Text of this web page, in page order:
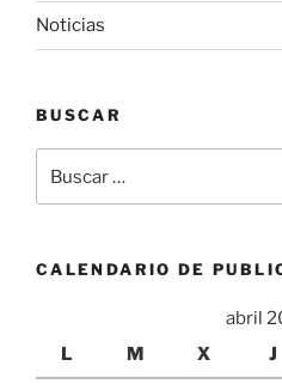
Noticias
BUSCAR
por:
CALENDARIO DE
abril
L
M X J